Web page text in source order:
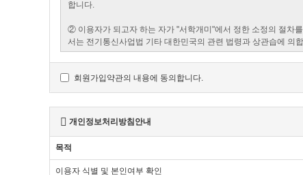
회원가입약관의 내용에 동의합니다.
개인정보처리방침안내
목적
이용자 식별 및 본인여부 확인